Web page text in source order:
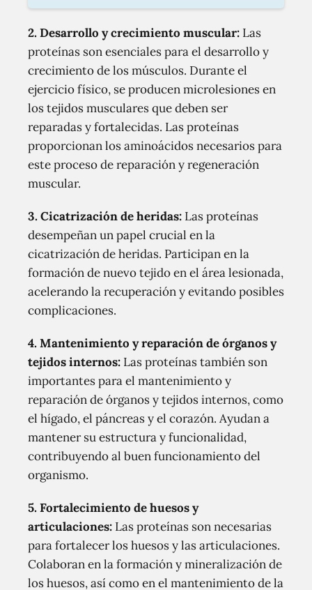
2. Desarrollo y crecimiento muscular: Las
proteínas son esenciales para el desarrollo y
crecimiento de los músculos. Durante el
ejercicio físico, se producen microlesiones en
los tejidos musculares que deben ser
reparadas y fortalecidas. Las proteínas
proporcionan los aminoácidos necesarios para
este proceso de reparación y regeneración
muscular.
3. Cicatrización de heridas: Las proteínas
desempeñan un papel crucial en la
cicatrización de heridas. Participan en la
formación de nuevo tejido en el área lesionada,
acelerando la recuperación y evitando posibles
complicaciones.
4. Mantenimiento y reparación de órganos y
tejidos internos: Las proteínas también son
importantes para el mantenimiento y
reparación de órganos y tejidos internos, como
el hígado, el páncreas y el corazón. Ayudan a
mantener su estructura y funcionalidad,
contribuyendo al buen funcionamiento del
organismo.
5. Fortalecimiento de huesos y
articulaciones: Las proteínas son necesarias
para fortalecer los huesos y las articulaciones.
Colaboran en la formación y mineralización de
los huesos, así como en el mantenimiento de la